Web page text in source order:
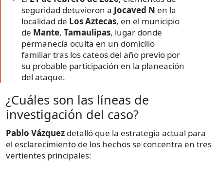
seguridad detuvieron a Jocaved N en la
localidad de Los Aztecas, en el municipio
de Mante, Tamaulipas, lugar donde
permanecía oculta en un domicilio
familiar tras los cateos del año previo por
su probable participación en la planeación
del ataque.
¿Cuáles son las líneas de
investigación del caso?
Pablo Vázquez detalló que la estrategia actual para
el esclarecimiento de los hechos se concentra en tres
vertientes principales: